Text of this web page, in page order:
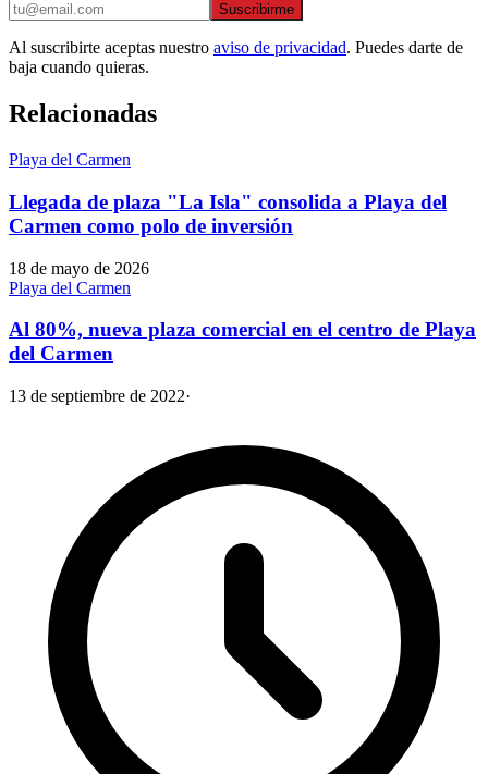
Suscribirme
Al suscribirte aceptas nuestro aviso de privacidad. Puedes darte de
baja cuando quieras.
Relacionadas
Playa del Carmen
Llegada de plaza "La Isla" consolida a Playa del
Carmen como polo de inversión
18 de mayo de 2026
Playa del Carmen
Al 80%, nueva plaza comercial en el centro de Playa
del Carmen
13 de septiembre de 2022·